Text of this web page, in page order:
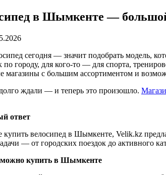
в Шымкенте —
сегодня — значит подобрать модель,
по городу, для кого-то — для спорта,
магазины с большим ассортиментом и
ждали — и теперь это произошло.
ответ
купить велосипед в Шымкенте, Velik.kz
— от городских поездок до активного
можно купить в Шымкенте